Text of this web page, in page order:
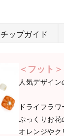
チップガイド
＜フット
人気デザイ
ドライフラ
ぷっくりお花
オレンジやク